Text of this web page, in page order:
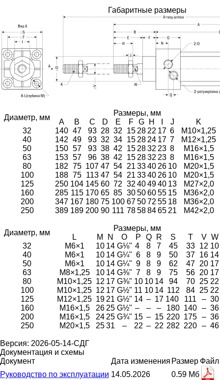
Габаритные размеры
Диаметр, мм
Размеры, мм
A
B C D E F G H J
K
32
140 47 93 28 32 15 28 22 17 6
M10×1,25
40
142 49 93 32 34 15 28 24 17 7
М12×1,25
50
150 57 93 38 42 15 28 32 23 8
М16×1,5
63
153 57 96 38 42 15 28 32 23 8
М16×1,5
80
182 75 107 47 54 21 33 40 26 10
М20×1,5
100
188 75 113 47 54 21 33 40 26 10
М20×1,5
125
250 104 145 60 72 32 40 49 40 13
М27×2,0
160
285 115 170 65 85 30 50 60 55 15
М36×2,0
200
347 167 180 75 100 67 50 72 55 18
М36×2,0
250
389 189 200 90 111 78 58 84 65 21 М42×2,0
Диаметр, мм
Размеры, мм
L
M N O P Q R S T V W
32
М6×1 10 14 G⅛" 4 8 7 45 33 12 10
40
М6×1 10 14 G¼" 6 8 9 50 37 16 14
50
М6×1 10 14 G¼" 9 8 9 62 47 20 17
63
М8×1,25 10 14 G⅜" 7 8 9 75 56 20 17
80
М10×1,25 12 17 G⅜" 10 10 14 94 70 25 22
100
М10×1,25 12 17 G½" 11 10 14 112 84 25 22
125
М12×1,25 19 21 G½" 14 – 17 140 111 – 30
160
М16×1,5 26 25 G½" – – – 180 140 – 36
200
М16×1,5 24 25 G¾" 15 – 15 220 175 – 36
250
М20×1,5 25 31 – 22 – 22 282 220 – 46
Версия: 2026-05-14-СДГ
Документация и схемы
Документ
Дата изменения Размер Файл
Руководство по эксплуатации 14.05.2026
0.59 Мб